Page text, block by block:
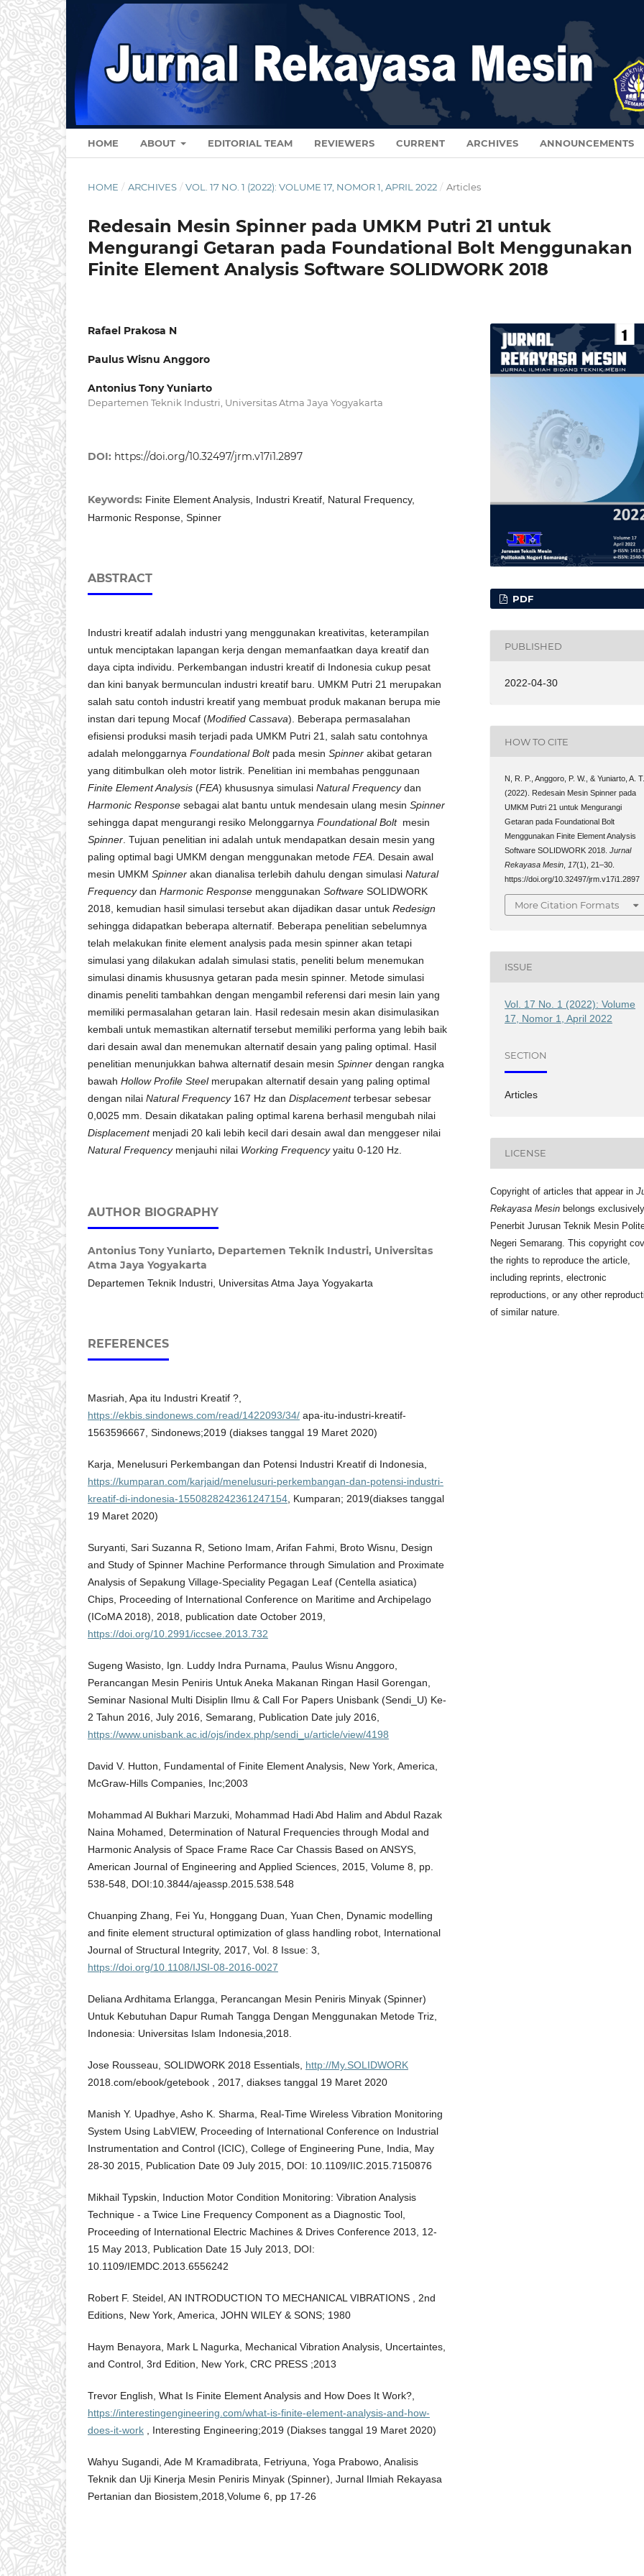
HOME ABOUT EDITORIAL TEAM REVIEWERS CURRENT ARCHIVES ANNOUNCEMENTS
HOME / ARCHIVES / VOL. 17 NO. 1 (2022): VOLUME 17, NOMOR 1, APRIL 2022 / Articles
Redesain Mesin Spinner pada UMKM Putri 21 untuk
Mengurangi Getaran pada Foundational Bolt Menggunakan
Finite Element Analysis Software SOLIDWORK 2018
Rafael Prakosa N
Paulus Wisnu Anggoro
Antonius Tony Yuniarto
Departemen Teknik Industri, Universitas Atma Jaya Yogyakarta
DOI: https://doi.org/10.32497/jrm.v17i1.2897
Keywords: Finite Element Analysis, Industri Kreatif, Natural Frequency,
Harmonic Response, Spinner
ABSTRACT
Industri kreatif adalah industri yang menggunakan kreativitas, keterampilan
untuk menciptakan lapangan kerja dengan memanfaatkan daya kreatif dan
daya cipta individu. Perkembangan industri kreatif di Indonesia cukup pesat
dan kini banyak bermunculan industri kreatif baru. UMKM Putri 21 merupakan
salah satu contoh industri kreatif yang membuat produk makanan berupa mie
instan dari tepung Mocaf (Modified Cassava). Beberapa permasalahan
efisiensi produksi masih terjadi pada UMKM Putri 21, salah satu contohnya
adalah melonggarnya Foundational Boltpada mesin Spinner akibat getaran
yang ditimbulkan oleh motor listrik. Penelitian ini membahas penggunaan
Finite Element Analysis (FEA) khususnya simulasi Natural Frequencydan
Harmonic Response sebagai alat bantu untuk mendesain ulang mesin Spinner
sehingga dapat mengurangi resiko Melonggarnya Foundational Boltmesin
Spinner . Tujuan penelitian ini adalah untuk mendapatkan desain mesin yang
paling optimal bagi UMKM dengan menggunakan metode FEA . Desain awal
mesin UMKM Spinner akan dianalisa terlebih dahulu dengan simulasi Natural
Frequencydan Harmonic Response menggunakan Software SOLIDWORK
2018, kemudian hasil simulasi tersebut akan dijadikan dasar untuk Redesign
sehingga didapatkan beberapa alternatif. Beberapa penelitian sebelumnya
telah melakukan finite element analysis pada mesin spinner akan tetapi
simulasi yang dilakukan adalah simulasi statis, peneliti belum menemukan
simulasi dinamis khususnya getaran pada mesin spinner. Metode simulasi
dinamis peneliti tambahkan dengan mengambil referensi dari mesin lain yang
memiliki permasalahan getaran lain. Hasil redesain mesin akan disimulasikan
kembali untuk memastikan alternatif tersebut memiliki performa yang lebih baik
dari desain awal dan menemukan alternatif desain yang paling optimal. Hasil
penelitian menunjukkan bahwa alternatif desain mesin Spinner dengan rangka
bawah Hollow Profile Steelmerupakan alternatif desain yang paling optimal
dengan nilai Natural Frequency167 Hz dan Displacementterbesar sebesar
0,0025 mm. Desain dikatakan paling optimal karena berhasil mengubah nilai
Displacementmenjadi 20 kali lebih kecil dari desain awal dan menggeser nilai
Natural Frequencymenjauhi nilai Working Frequencyyaitu 0-120 Hz.
AUTHOR BIOGRAPHY
Antonius Tony Yuniarto, Departemen Teknik Industri, Universitas
Atma Jaya Yogyakarta
Departemen Teknik Industri, Universitas Atma Jaya Yogyakarta
REFERENCES
Masriah, Apa itu Industri Kreatif ?,
https://ekbis.sindonews.com/read/1422093/34/ apa-itu-industri-kreatif-
1563596667, Sindonews;2019 (diakses tanggal 19 Maret 2020)
Karja, Menelusuri Perkembangan dan Potensi Industri Kreatif di Indonesia,
https://kumparan.com/karjaid/menelusuri-perkembangan-dan-potensi-industri-
kreatif-di-indonesia-1550828242361247154 , Kumparan; 2019(diakses tanggal
19 Maret 2020)
Suryanti, Sari Suzanna R, Setiono Imam, Arifan Fahmi, Broto Wisnu, Design
and Study of Spinner Machine Performance through Simulation and Proximate
Analysis of Sepakung Village-Speciality Pegagan Leaf (Centella asiatica)
Chips, Proceeding of International Conference on Maritime and Archipelago
(ICoMA 2018), 2018, publication date October 2019,
https://doi.org/10.2991/iccsee.2013.732
Sugeng Wasisto, Ign. Luddy Indra Purnama, Paulus Wisnu Anggoro,
Perancangan Mesin Peniris Untuk Aneka Makanan Ringan Hasil Gorengan,
Seminar Nasional Multi Disiplin Ilmu & Call For Papers Unisbank (Sendi_U) Ke-
2 Tahun 2016, July 2016, Semarang, Publication Date july 2016,
https://www.unisbank.ac.id/ojs/index.php/sendi_u/article/view/4198
David V. Hutton, Fundamental of Finite Element Analysis, New York, America,
McGraw-Hills Companies, Inc;2003
Mohammad Al Bukhari Marzuki, Mohammad Hadi Abd Halim and Abdul Razak
Naina Mohamed, Determination of Natural Frequencies through Modal and
Harmonic Analysis of Space Frame Race Car Chassis Based on ANSYS,
American Journal of Engineering and Applied Sciences, 2015, Volume 8, pp.
538-548, DOI:10.3844/ajeassp.2015.538.548
Chuanping Zhang, Fei Yu, Honggang Duan, Yuan Chen, Dynamic modelling
and finite element structural optimization of glass handling robot, International
Journal of Structural Integrity, 2017, Vol. 8 Issue: 3,
https://doi.org/10.1108/IJSI-08-2016-0027
Deliana Ardhitama Erlangga, Perancangan Mesin Peniris Minyak (Spinner)
Untuk Kebutuhan Dapur Rumah Tangga Dengan Menggunakan Metode Triz,
Indonesia: Universitas Islam Indonesia,2018.
Jose Rousseau, SOLIDWORK 2018 Essentials, http://My.SOLIDWORK
2018.com/ebook/getebook , 2017, diakses tanggal 19 Maret 2020
Manish Y. Upadhye, Asho K. Sharma, Real-Time Wireless Vibration Monitoring
System Using LabVIEW, Proceeding of International Conference on Industrial
Instrumentation and Control (ICIC), College of Engineering Pune, India, May
28-30 2015, Publication Date 09 July 2015, DOI: 10.1109/IIC.2015.7150876
Mikhail Typskin, Induction Motor Condition Monitoring: Vibration Analysis
Technique - a Twice Line Frequency Component as a Diagnostic Tool,
Proceeding of International Electric Machines & Drives Conference 2013, 12-
15 May 2013, Publication Date 15 July 2013, DOI:
10.1109/IEMDC.2013.6556242
Robert F. Steidel, AN INTRODUCTION TO MECHANICAL VIBRATIONS , 2nd
Editions, New York, America, JOHN WILEY & SONS; 1980
Haym Benayora, Mark L Nagurka, Mechanical Vibration Analysis, Uncertaintes,
and Control, 3rd Edition, New York, CRC PRESS ;2013
Trevor English, What Is Finite Element Analysis and How Does It Work?,
https://interestingengineering.com/what-is-finite-element-analysis-and-how-
does-it-work , Interesting Engineering;2019 (Diakses tanggal 19 Maret 2020)
Wahyu Sugandi, Ade M Kramadibrata, Fetriyuna, Yoga Prabowo, Analisis
Teknik dan Uji Kinerja Mesin Peniris Minyak (Spinner), Jurnal Ilmiah Rekayasa
Pertanian dan Biosistem,2018,Volume 6, pp 17-26
PDF
PUBLISHED
2022-04-30
HOW TO CITE
N, R. P., Anggoro, P. W., & Yuniarto, A. T.
(2022). Redesain Mesin Spinner pada
UMKM Putri 21 untuk Mengurangi
Getaran pada Foundational Bolt
Menggunakan Finite Element Analysis
Software SOLIDWORK 2018.Jurnal
Rekayasa Mesin 17(1), 21–30.
https://doi.org/10.32497/jrm.v17i1.2897
More Citation Formats
ISSUE
Vol. 17 No. 1 (2022): Volume
17, Nomor 1, April 2022
SECTION
Articles
LICENSE
Copyright of articles that appear in
Rekayasa Mesin belongs
Penerbit Jurusan Teknik Mesin
Negeri Semarang. This copyright
the rights to reproduce the article,
including reprints, electronic
reproductions, or any other
of similar nature.